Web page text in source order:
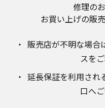
商品ご使用時の
説明書に記載また
にて提供している
取扱説明書中に
規制などの変化に
す。お手持ちの商
開されている取
修理の
お買い上げの販
販売店が不明な場合
スを
延長保証を利用され
口へ